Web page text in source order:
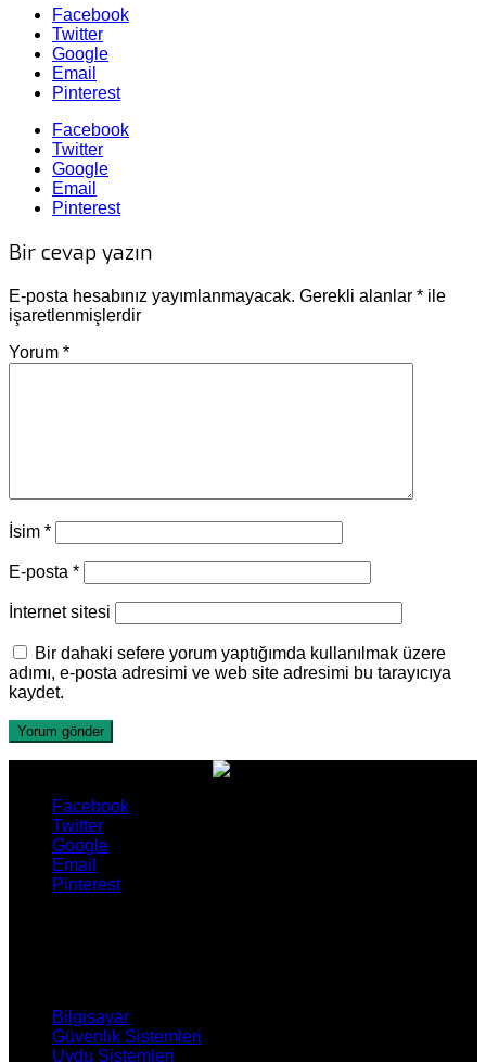
Facebook
Twitter
Google
Email
Pinterest
Facebook
Twitter
Google
Email
Pinterest
Bir cevap yazın
E-posta hesabınız yayımlanmayacak. Gerekli alanlar * ile
işaretlenmişlerdir
Yorum *
İsim *
E-posta *
İnternet sitesi
Bir dahaki sefere yorum yaptığımda kullanılmak üzere
adımı, e-posta adresimi ve web site adresimi bu tarayıcıya
kaydet.
Facebook
Twitter
Google
Email
Pinterest
Bilgisayar
Güvenlik Sistemleri
Uydu Sistemleri